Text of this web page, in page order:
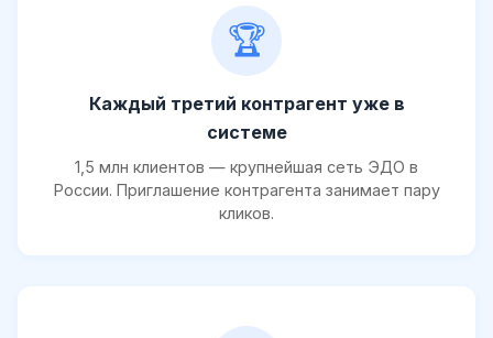
🏆
Каждый третий контрагент уже в
системе
1,5 млн клиентов — крупнейшая сеть ЭДО в
России. Приглашение контрагента занимает пару
кликов.